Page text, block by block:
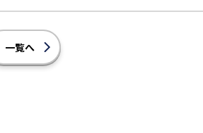
一覧へ